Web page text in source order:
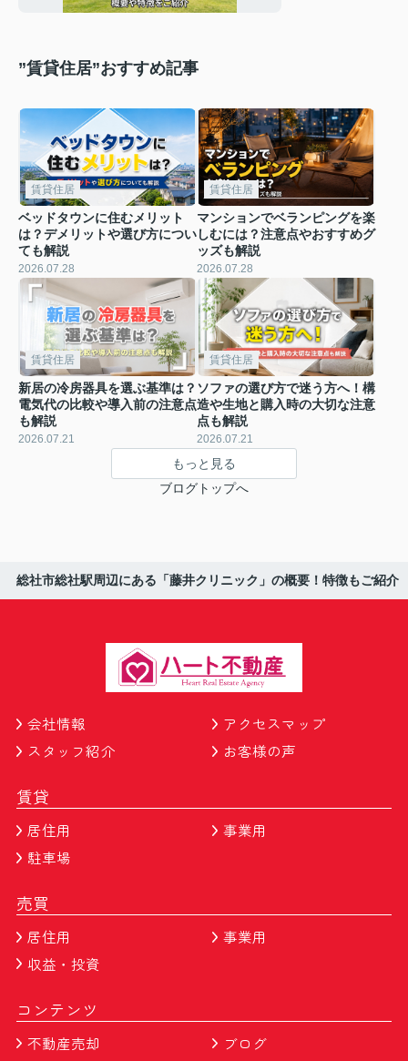
”賃貸住居”おすすめ記事
賃貸住居
ベッドタウンに住むメリット
は？デメリットや選び方につい
ても解説
2026.07.28
賃貸住居
マンションでベランピングを楽
しむには？注意点やおすすめグ
ッズも解説
2026.07.28
賃貸住居
新居の冷房器具を選ぶ基準は？
電気代の比較や導入前の注意点
も解説
2026.07.21
賃貸住居
ソファの選び方で迷う方へ！構
造や生地と購入時の大切な注意
点も解説
2026.07.21
もっと見る
ブログトップへ
総社市総社駅周辺にある「藤井クリニック」の概要！特徴もご紹介
会社情報
アクセスマップ
スタッフ紹介
お客様の声
賃貸
居住用
事業用
駐車場
売買
居住用
事業用
収益・投資
コンテンツ
不動産売却
ブログ